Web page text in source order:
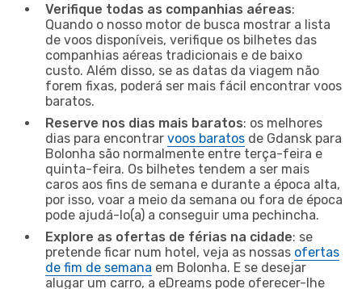
Verifique todas as companhias aéreas:
Quando o nosso motor de busca mostrar a lista
de voos disponíveis, verifique os bilhetes das
companhias aéreas tradicionais e de baixo
custo. Além disso, se as datas da viagem não
forem fixas, poderá ser mais fácil encontrar voos
baratos.
Reserve nos dias mais baratos: os melhores
dias para encontrar voos baratos de Gdansk para
Bolonha são normalmente entre terça-feira e
quinta-feira. Os bilhetes tendem a ser mais
caros aos fins de semana e durante a época alta,
por isso, voar a meio da semana ou fora de época
pode ajudá-lo(a) a conseguir uma pechincha.
Explore as ofertas de férias na cidade: se
pretende ficar num hotel, veja as nossas ofertas
de fim de semana em Bolonha. E se desejar
alugar um carro, a eDreams pode oferecer-lhe